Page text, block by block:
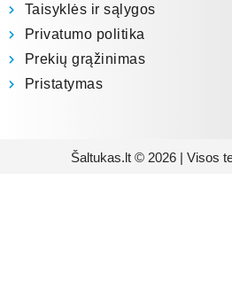
Taisyklės ir sąlygos
Privatumo politika
Prekių grąžinimas
Pristatymas
Šaltukas.lt © 2026 | Visos